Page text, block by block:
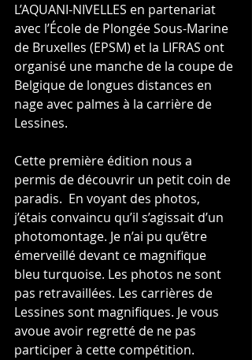
L’AQUANI-NIVELLES en partenariat
avec l’École de Plongée Sous-Marine
de Bruxelles (EPSM) et la LIFRAS ont
organisé une manche de la coupe de
Belgique de longues distances en
nage avec palmes à la carrière de
Lessines.
Cette première édition nous a
permis de découvrir un petit coin de
paradis.  En voyant des photos,
j’étais convaincu qu’il s’agissait d’un
photomontage. Je n’ai pu qu’être
émerveillé devant ce magnifique
bleu turquoise. Les photos ne sont
pas retravaillées. Les carrières de
Lessines sont magnifiques. Je vous
avoue avoir regretté de ne pas
participer à cette compétition.